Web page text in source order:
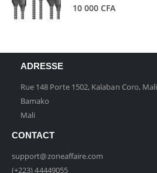
5.00out of 5
10 000 CFA
ADRESSE
Rue 148 Porte 1502, Kalaban Coro, Mali
Bamako
Mali
CONTACT
support@zoneaffaire.com
(+223) 44449055